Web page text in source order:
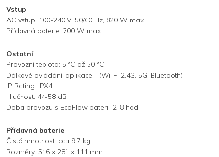
Vstup
AC vstup: 100-240 V, 50/60 Hz, 820 W max.
Přídavná baterie: 700 W max.
Ostatní
Provozní teplota: 5 °C až 50 °C
Dálkové ovládání: aplikace - (Wi-Fi 2.4G, 5G, Bluetooth)
IP Rating: IPX4
Hlučnost: 44-58 dB
Doba provozu s EcoFlow baterií: 2-8 hod.
Přídavná baterie
Čistá hmotnost: cca 9,7 kg
Rozměry: 516 x 281 x 111 mm